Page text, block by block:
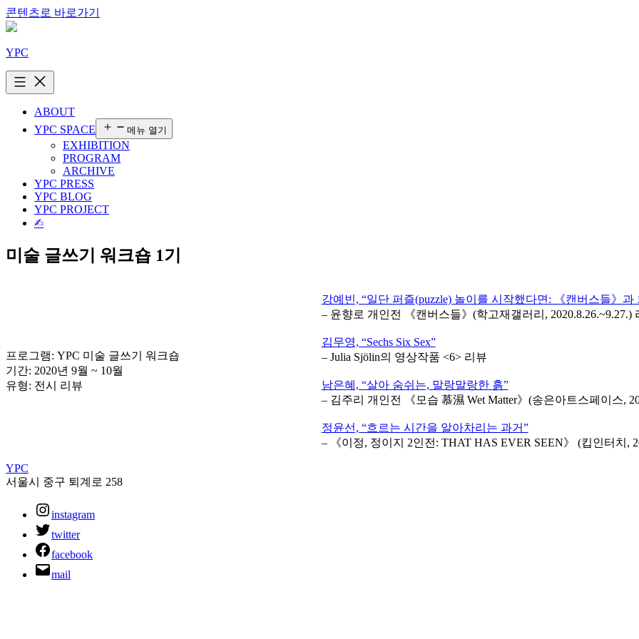
콘텐츠로 바로가기
YPC
ABOUT
YPC SPACE
메뉴 열기
EXHIBITION
PROGRAM
ARCHIVE
YPC PRESS
YPC BLOG
YPC PROJECT
✍︎
미술 글쓰기 워크숍 1기
프로그램: YPC 미술 글쓰기 워크숍
기간: 2020년 9월 ~ 10월
유형: 전시 리뷰
강예빈, “일단 퍼즐(puzzle) 놀이를 시작했다면: 《캔버스들》과
– 윤향로 개인전 《캔버스들》(학고재갤러리, 2020.8.26.~9.27.)
김무영, “Sechs Six Sex”
– Julia Sjölin의 영상작품 <6> 리뷰
남은혜, “살아 숨쉬는, 말랑말랑한 흙”
– 김주리 개인전 《모습 慕濕 Wet Matter》(송은아트스페이스,
정윤선, “흐르는 시간을 알아차리는 과거”
– 《이정, 정이지 2인전: THAT HAS EVER SEEN》 (킵인터치,
YPC
서울시 중구 퇴계로 258
instagram
twitter
facebook
mail